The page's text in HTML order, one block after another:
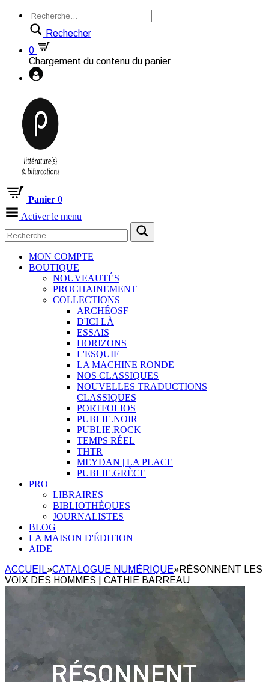
Rechecher
0
Chargement du contenu du panier
Panier 0
Activer le menu
MON COMPTE
BOUTIQUE
NOUVEAUTÉS
PROCHAINEMENT
COLLECTIONS
ARCHÉOSF
D'ICI LÀ
ESSAIS
HORIZONS
L'ESQUIF
LA MACHINE RONDE
NOS CLASSIQUES
NOUVELLES TRADUCTIONS
CLASSIQUES
PORTFOLIOS
PUBLIE.NOIR
PUBLIE.ROCK
TEMPS RÉEL
THTR
MEYDAN | LA PLACE
PUBLIE.GRÈCE
PRO
LIBRAIRES
BIBLIOTHÈQUES
JOURNALISTES
BLOG
LA MAISON D'ÉDITION
AIDE
ACCUEIL»CATALOGUE NUMÉRIQUE»RÉSONNENT LES
VOIX DES HOMMES | CATHIE BARREAU